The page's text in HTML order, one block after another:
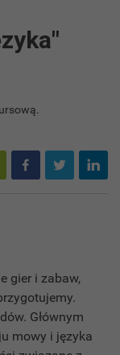
gier i zabaw,
Głównym
mowy i języka